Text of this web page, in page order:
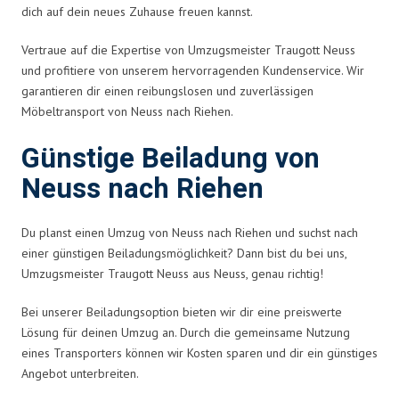
dich auf dein neues Zuhause freuen kannst.
Vertraue auf die Expertise von Umzugsmeister Traugott Neuss
und profitiere von unserem hervorragenden Kundenservice. Wir
garantieren dir einen reibungslosen und zuverlässigen
Möbeltransport von Neuss nach Riehen.
Günstige Beiladung von
Neuss nach Riehen
Du planst einen Umzug von Neuss nach Riehen und suchst nach
einer günstigen Beiladungsmöglichkeit? Dann bist du bei uns,
Umzugsmeister Traugott Neuss aus Neuss, genau richtig!
Bei unserer Beiladungsoption bieten wir dir eine preiswerte
Lösung für deinen Umzug an. Durch die gemeinsame Nutzung
eines Transporters können wir Kosten sparen und dir ein günstiges
Angebot unterbreiten.